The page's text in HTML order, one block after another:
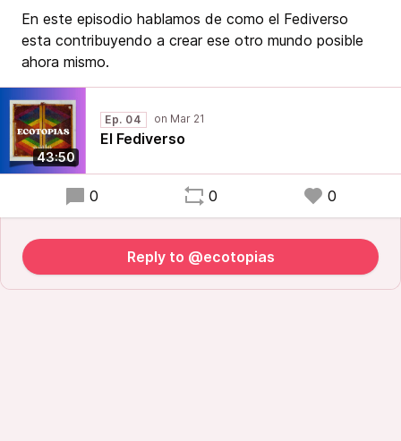
En este episodio hablamos de como el Fediverso
esta contribuyendo a crear ese otro mundo posible
ahora mismo.
43:50
Ep. 04
El Fediverso
0 0 0
Reply to @ecotopias